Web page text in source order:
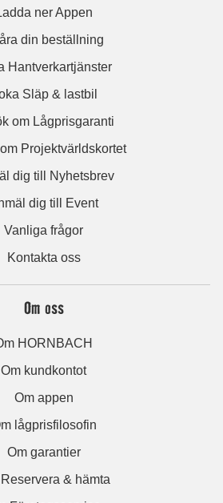
ner Appen
din beställning
Hantverkartjänster
Släp & lastbil
om Lågprisgaranti
Projektvärldskortet
dig till Nyhetsbrev
dig till Event
Vanliga frågor
Kontakta oss
Om oss
HORNBACH
Om kundkontot
Om appen
lågprisfilosofin
Om garantier
& hämta